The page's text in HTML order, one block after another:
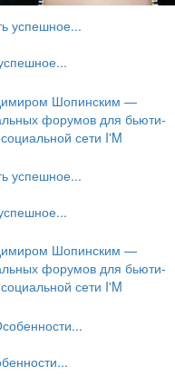
Шопинским —
форумов для бьюти-
сети I'M
Шопинским —
форумов для бьюти-
сети I'M